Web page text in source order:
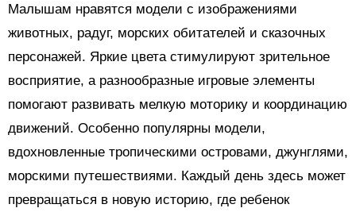
Малышам нравятся модели с изображениями
животных, радуг, морских обитателей и сказочных
персонажей. Яркие цвета стимулируют зрительное
восприятие, а разнообразные игровые элементы
помогают развивать мелкую моторику и координацию
движений. Особенно популярны модели,
вдохновленные тропическими островами, джунглями,
морскими путешествиями. Каждый день здесь может
превращаться в новую историю, где ребенок